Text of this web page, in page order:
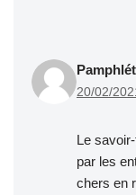
20/02/
Le
par les
chers en